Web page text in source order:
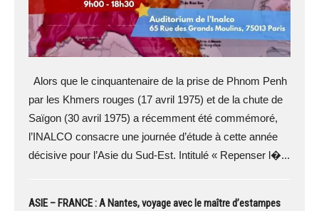
Alors que le cinquantenaire de la prise de Phnom Penh
par les Khmers rouges (17 avril 1975) et de la chute de
Saïgon (30 avril 1975) a récemment été commémoré,
l’INALCO consacre une journée d’étude à cette année
décisive pour l’Asie du Sud-Est. Intitulé « Repenser l�...
ASIE – FRANCE : A Nantes, voyage avec le maître d’estampes